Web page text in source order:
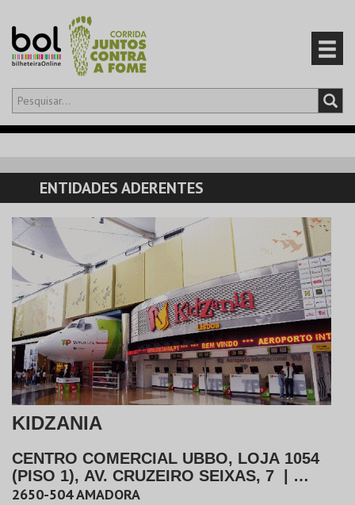
Olá,iniciar sessão
CARRINHO
EVENTOS
CARTÕES
PRODUTOS
ENTIDADES ADERENTES
KIDZANIA
CENTRO COMERCIAL UBBO, LOJA 1054
(PISO 1), AV. CRUZEIRO SEIXAS, 7
AMADORA
2650-504AMADORA